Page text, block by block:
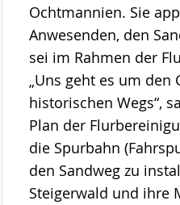
Ochtmannien. Sie
Anwesenden, den
sei im Rahmen der
„Uns geht es um den
historischen Wegs“,
Plan der
die Spurbahn
den Sandweg zu
Steigerwald und ihre